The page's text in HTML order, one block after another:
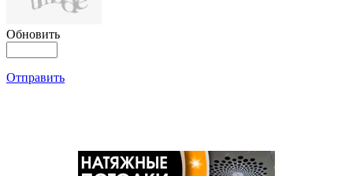
Обновить
Отправить